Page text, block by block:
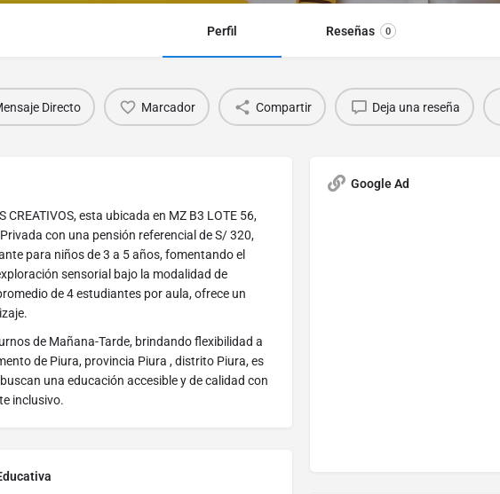
Perfil Reseñas 0
Directo Marcador Compartir Deja una reseña
esta ubicada en MZ B3 LOTE 56,
con una pensión referencial de S/ 320,
para niños de 3 a 5 años, fomentando el
sensorial bajo la modalidad de
de 4 estudiantes por aula, ofrece un
de Mañana-Tarde, brindando flexibilidad a
de Piura, provincia Piura , distrito Piura, es
una educación accesible y de calidad con
inclusivo.
Google Ad